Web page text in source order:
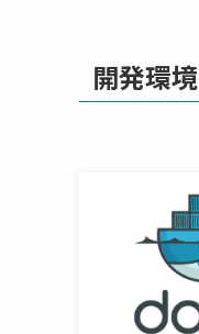
開発環境